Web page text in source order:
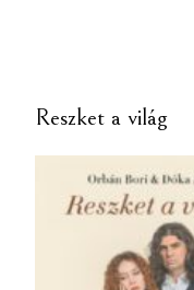
Reszket a világ